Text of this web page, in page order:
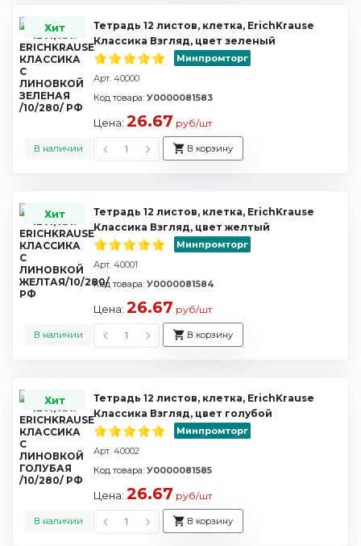
Хит
Тетрадь 12 листов, клетка, ErichKrause
Классика Взгляд, цвет зеленый
Минпромторг
Арт. 40000
В наличии
Код товара: У0000081583
Цена: 26.67 руб/шт
В корзину
Хит
Тетрадь 12 листов, клетка, ErichKrause
Классика Взгляд, цвет желтый
Минпромторг
Арт. 40001
В наличии
Код товара: У0000081584
Цена: 26.67 руб/шт
В корзину
Хит
Тетрадь 12 листов, клетка, ErichKrause
Классика Взгляд, цвет голубой
Минпромторг
Арт. 40002
В наличии
Код товара: У0000081585
Цена: 26.67 руб/шт
В корзину